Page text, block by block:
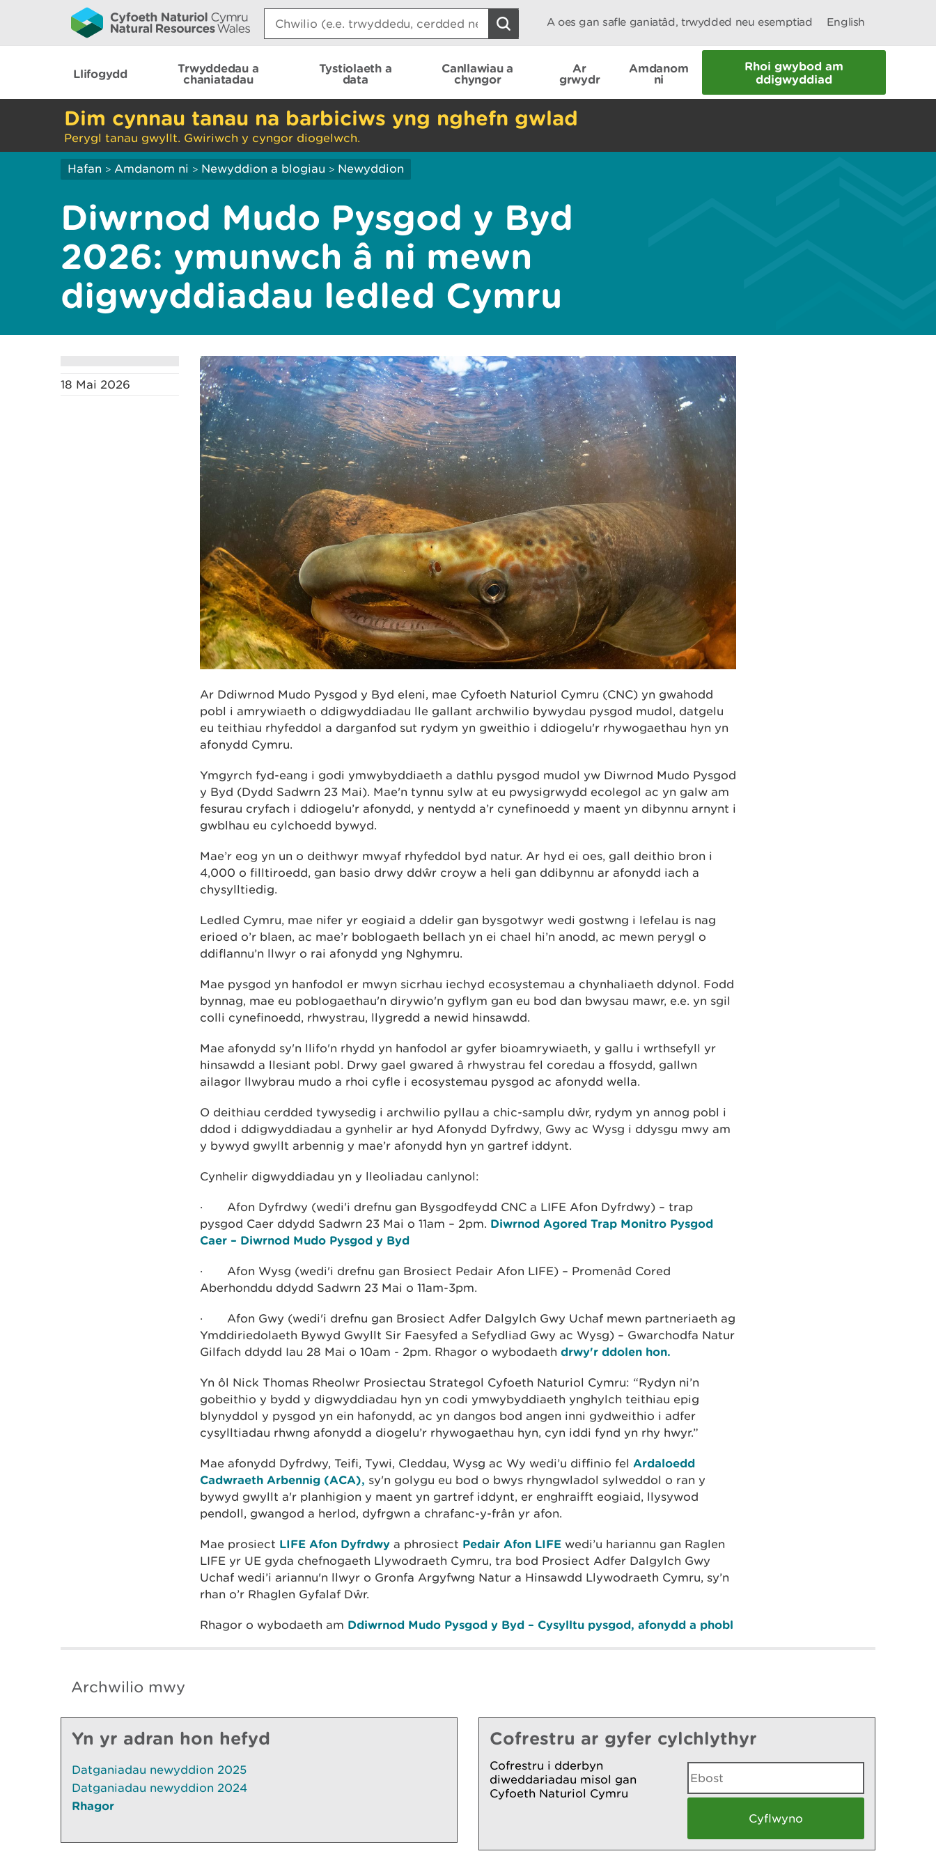
Search:
A oes gan safle ganiatâd, trwydded neu esemptiad English
Llifogydd
Trwyddedau a
chaniatadau
Tystiolaeth a
data
Canllawiau a
chyngor
Ar
grwydr
Amdanom
ni
Rhoi gwybod am
ddigwyddiad
Dim cynnau tanau na barbiciws yng nghefn gwlad
Perygl tanau gwyllt. Gwiriwch y cyngor diogelwch.
Hafan > Amdanom ni > Newyddion a blogiau > Newyddion
Diwrnod Mudo Pysgod y Byd
2026: ymunwch â ni mewn
digwyddiadau ledled Cymru
18 Mai 2026
Ar Ddiwrnod Mudo Pysgod y Byd eleni, mae Cyfoeth Naturiol Cymru (CNC) yn gwahodd
pobl i amrywiaeth o ddigwyddiadau lle gallant archwilio bywydau pysgod mudol, datgelu
eu teithiau rhyfeddol a darganfod sut rydym yn gweithio i ddiogelu'r rhywogaethau hyn yn
afonydd Cymru.
Ymgyrch fyd-eang i godi ymwybyddiaeth a dathlu pysgod mudol yw Diwrnod Mudo Pysgod
y Byd (Dydd Sadwrn 23 Mai). Mae'n tynnu sylw at eu pwysigrwydd ecolegol ac yn galw am
fesurau cryfach i ddiogelu’r afonydd, y nentydd a’r cynefinoedd y maent yn dibynnu arnynt i
gwblhau eu cylchoedd bywyd.
Mae’r eog yn un o deithwyr mwyaf rhyfeddol byd natur. Ar hyd ei oes, gall deithio bron i
4,000 o filltiroedd, gan basio drwy ddŵr croyw a heli gan ddibynnu ar afonydd iach a
chysylltiedig.
Ledled Cymru, mae nifer yr eogiaid a ddelir gan bysgotwyr wedi gostwng i lefelau is nag
erioed o’r blaen, ac mae’r boblogaeth bellach yn ei chael hi’n anodd, ac mewn perygl o
ddiflannu’n llwyr o rai afonydd yng Nghymru.
Mae pysgod yn hanfodol er mwyn sicrhau iechyd ecosystemau a chynhaliaeth ddynol. Fodd
bynnag, mae eu poblogaethau'n dirywio'n gyflym gan eu bod dan bwysau mawr, e.e. yn sgil
colli cynefinoedd, rhwystrau, llygredd a newid hinsawdd.
Mae afonydd sy'n llifo'n rhydd yn hanfodol ar gyfer bioamrywiaeth, y gallu i wrthsefyll yr
hinsawdd a llesiant pobl. Drwy gael gwared â rhwystrau fel coredau a ffosydd, gallwn
ailagor llwybrau mudo a rhoi cyfle i ecosystemau pysgod ac afonydd wella.
O deithiau cerdded tywysedig i archwilio pyllau a chic-samplu dŵr, rydym yn annog pobl i
ddod i ddigwyddiadau a gynhelir ar hyd Afonydd Dyfrdwy, Gwy ac Wysg i ddysgu mwy am
y bywyd gwyllt arbennig y mae’r afonydd hyn yn gartref iddynt.
Cynhelir digwyddiadau yn y lleoliadau canlynol:
· Afon Dyfrdwy (wedi'i drefnu gan Bysgodfeydd CNC a LIFE Afon Dyfrdwy) – trap
pysgod Caer ddydd Sadwrn 23 Mai o 11am – 2pm. Diwrnod Agored Trap Monitro Pysgod
Caer – Diwrnod Mudo Pysgod y Byd
· Afon Wysg (wedi'i drefnu gan Brosiect Pedair Afon LIFE) – Promenâd Cored
Aberhonddu ddydd Sadwrn 23 Mai o 11am-3pm.
· Afon Gwy (wedi'i drefnu gan Brosiect Adfer Dalgylch Gwy Uchaf mewn partneriaeth ag
Ymddiriedolaeth Bywyd Gwyllt Sir Faesyfed a Sefydliad Gwy ac Wysg) – Gwarchodfa Natur
Gilfach ddydd Iau 28 Mai o 10am - 2pm. Rhagor o wybodaeth drwy'r ddolen hon.
Yn ôl Nick Thomas Rheolwr Prosiectau Strategol Cyfoeth Naturiol Cymru: “Rydyn ni’n
gobeithio y bydd y digwyddiadau hyn yn codi ymwybyddiaeth ynghylch teithiau epig
blynyddol y pysgod yn ein hafonydd, ac yn dangos bod angen inni gydweithio i adfer
cysylltiadau rhwng afonydd a diogelu’r rhywogaethau hyn, cyn iddi fynd yn rhy hwyr.”
Mae afonydd Dyfrdwy, Teifi, Tywi, Cleddau, Wysg ac Wy wedi’u diffinio fel Ardaloedd
Cadwraeth Arbennig (ACA), sy'n golygu eu bod o bwys rhyngwladol sylweddol o ran y
bywyd gwyllt a'r planhigion y maent yn gartref iddynt, er enghraifft eogiaid, llysywod
pendoll, gwangod a herlod, dyfrgwn a chrafanc-y-frân yr afon.
Mae prosiect LIFE Afon Dyfrdwy a phrosiect Pedair Afon LIFE wedi’u hariannu gan Raglen
LIFE yr UE gyda chefnogaeth Llywodraeth Cymru, tra bod Prosiect Adfer Dalgylch Gwy
Uchaf wedi’i ariannu'n llwyr o Gronfa Argyfwng Natur a Hinsawdd Llywodraeth Cymru, sy’n
rhan o’r Rhaglen Gyfalaf Dŵr.
Rhagor o wybodaeth am Ddiwrnod Mudo Pysgod y Byd – Cysylltu pysgod, afonydd a phobl
Archwilio mwy
Yn yr adran hon hefyd
Datganiadau newyddion 2025
Datganiadau newyddion 2024
Rhagor
Cofrestru ar gyfer cylchlythyr
Cofrestru i dderbyn
diweddariadau misol gan
Cyfoeth Naturiol Cymru